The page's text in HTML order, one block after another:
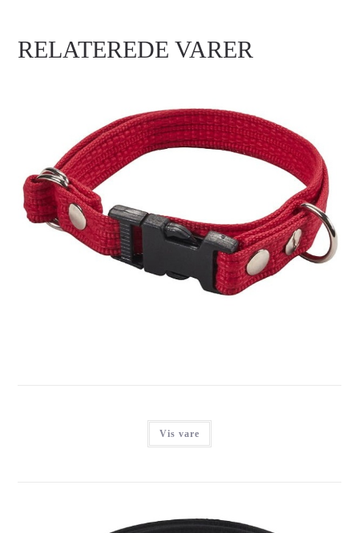
RELATEREDE VARER
BONNIE WEBBING HALSBÅND, RØD
Vis vare